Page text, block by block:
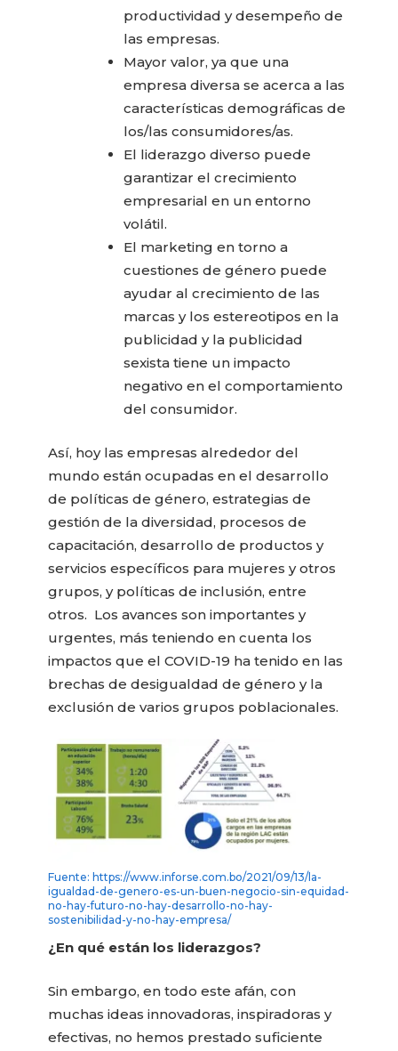
productividad y desempeño de
las empresas.
Mayor valor, ya que una
empresa diversa se acerca a las
características demográficas de
los/las consumidores/as.
El liderazgo diverso puede
garantizar el crecimiento
empresarial en un entorno
volátil.
El marketing en torno a
cuestiones de género puede
ayudar al crecimiento de las
marcas y los estereotipos en la
publicidad y la publicidad
sexista tiene un impacto
negativo en el comportamiento
del consumidor.
Así, hoy las empresas alrededor del
mundo están ocupadas en el desarrollo
de políticas de género, estrategias de
gestión de la diversidad, procesos de
capacitación, desarrollo de productos y
servicios específicos para mujeres y otros
grupos, y políticas de inclusión, entre
otros. Los avances son importantes y
urgentes, más teniendo en cuenta los
impactos que el COVID-19 ha tenido en las
brechas de desigualdad de género y la
exclusión de varios grupos poblacionales.
Fuente: https://www.inforse.com.bo/2021/09/13/la-
igualdad-de-genero-es-un-buen-negocio-sin-equidad-
no-hay-futuro-no-hay-desarrollo-no-hay-
sostenibilidad-y-no-hay-empresa/
¿En qué están los liderazgos?
Sin embargo, en todo este afán, con
muchas ideas innovadoras, inspiradoras y
efectivas, no hemos prestado suficiente